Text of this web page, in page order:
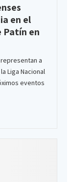
en el
Patín en
a
Liga Nacional
eventos